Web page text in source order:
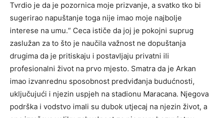
Tvrdio je da je pozornica moje prizvanje, a svatko tko bi
sugerirao napuštanje toga nije imao moje najbolje
interese na umu.“ Ceca ističe da joj je pokojni suprug
zaslužan za to što je naučila važnost ne dopuštanja
drugima da je pritiskaju i postavljaju privatni ili
profesionalni život na prvo mjesto. Smatra da je Arkan
imao izvanrednu sposobnost predviđanja budućnosti,
uključujući i njezin uspjeh na stadionu Maracana. Njegova
podrška i vodstvo imali su dubok utjecaj na njezin život, a